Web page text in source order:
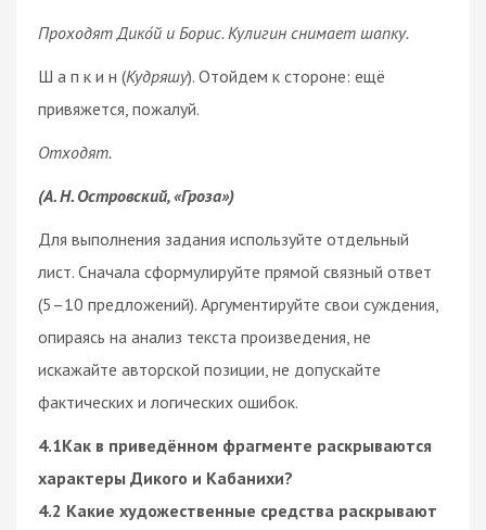
Проходят Дико́й и Борис. Кулигин снимает шапку.
Ш а п к и н (Кудряшу). Отойдем к стороне: ещё
привяжется, пожалуй.
Отходят.
(А. Н. Островский, «Гроза»)
Для выполнения задания используйте отдельный
лист. Сначала сформулируйте прямой связный ответ
(5–10 предложений). Аргументируйте свои суждения,
опираясь на анализ текста произведения, не
искажайте авторской позиции, не допускайте
фактических и логических ошибок.
4.1Как в приведённом фрагменте раскрываются
характеры Дикого и Кабанихи?
4.2 Какие художественные средства раскрывают